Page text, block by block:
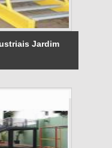
Jardim